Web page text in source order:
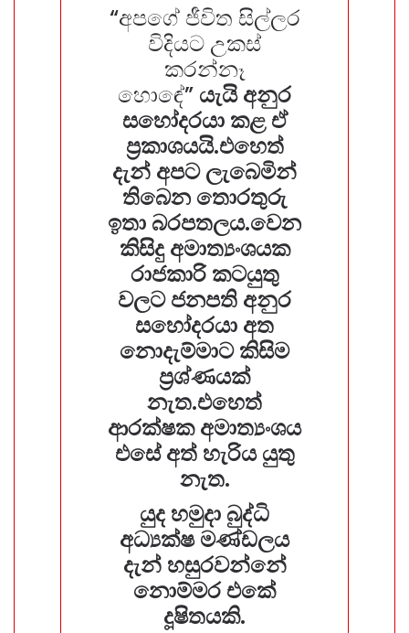
“අපගේ ජීවිත සිල්ලර
විදියට උකස්
කරන්නෑ
හොඳේ” යැයි අනුර
සහෝදරයා කළ ඒ
ප්‍රකාශයයි.එහෙත්
දැන් අපට ලැබෙමින්
තිබෙන තොරතුරු
ඉතා බරපතලය.වෙන
කිසිදු අමාත්‍යංශයක
රාජකාරි කටයුතු
වලට ජනපති අනුර
සහෝදරයා අත
නොදැම්මාට කිසිම
ප්‍රශ්ණයක්
නැත.එහෙත්
ආරක්ෂක අමාත්‍යංශය
එසේ අත් හැරිය යුතු
නැත.
යුද හමුදා බුද්ධි
අධ්‍යක්ෂ මණ්ඩලය
දැන් හසුරවන්නේ
නොම්මර එකේ
දූෂිතයකි.